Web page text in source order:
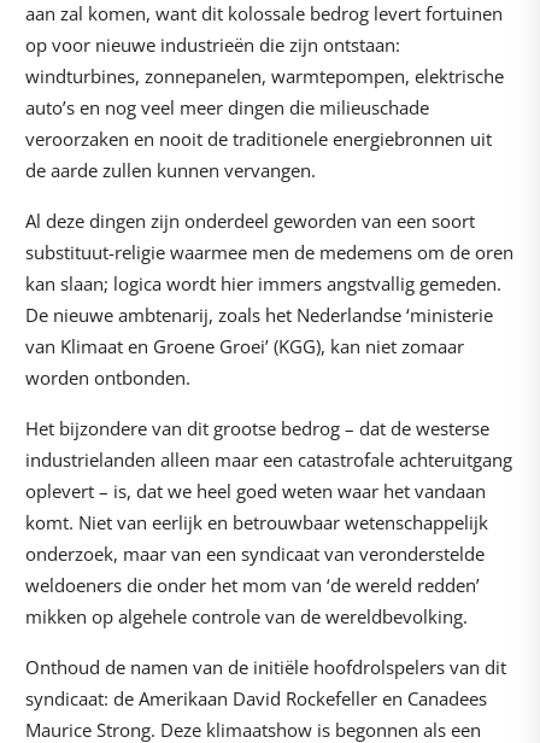
aan zal komen, want dit kolossale bedrog levert fortuinen
op voor nieuwe industrieën die zijn ontstaan:
windturbines, zonnepanelen, warmtepompen, elektrische
auto’s en nog veel meer dingen die milieuschade
veroorzaken en nooit de traditionele energiebronnen uit
de aarde zullen kunnen vervangen.
Al deze dingen zijn onderdeel geworden van een soort
substituut-religie waarmee men de medemens om de oren
kan slaan; logica wordt hier immers angstvallig gemeden.
De nieuwe ambtenarij, zoals het Nederlandse ‘ministerie
van Klimaat en Groene Groei’ (KGG), kan niet zomaar
worden ontbonden.
Het bijzondere van dit grootse bedrog – dat de westerse
industrielanden alleen maar een catastrofale achteruitgang
oplevert – is, dat we heel goed weten waar het vandaan
komt. Niet van eerlijk en betrouwbaar wetenschappelijk
onderzoek, maar van een syndicaat van veronderstelde
weldoeners die onder het mom van ‘de wereld redden’
mikken op algehele controle van de wereldbevolking.
Onthoud de namen van de initiële hoofdrolspelers van dit
syndicaat: de Amerikaan David Rockefeller en Canadees
Maurice Strong. Deze klimaatshow is begonnen als een